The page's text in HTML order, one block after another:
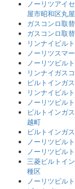
ノーリツアイ
屋市昭和区丸
ガスコンロ取
ガスコンロ取
リンナイビル
ノーリツスマ
ノーリツビル
リンナイガス
ビルトインガ
リンナイビル
ノーリツビル
ビルトインガ
越町
ビルトインガ
ノーリツビル
ノーリツビル
三菱ビルトイ
種区
ノーリツビル